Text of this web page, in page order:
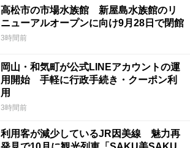
高松市の市場水族館 新屋島水族館のリ
ニューアルオープンに向け9月28日で閉館
3時間前
岡山・和気町が公式LINEアカウントの運
用開始 手軽に行政手続き・クーポン利
用
3時間前
利用客が減少しているJR因美線 魅力再